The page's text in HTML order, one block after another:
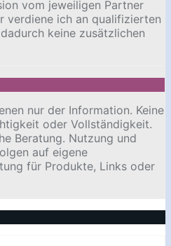
vom jeweiligen Partner
verdiene ich an qualifizierten
keine zusätzlichen
nur der Information. Keine
oder Vollständigkeit.
Beratung. Nutzung und
auf eigene
für Produkte, Links oder